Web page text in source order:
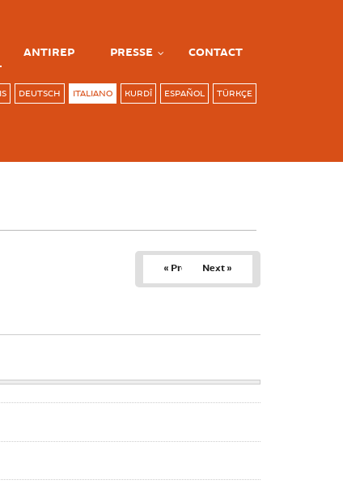
ANTIREP PRESSE CONTACT
DEUTSCH ITALIANO KURDÎ ESPAÑOL TÜRKÇE
« Prev Next »